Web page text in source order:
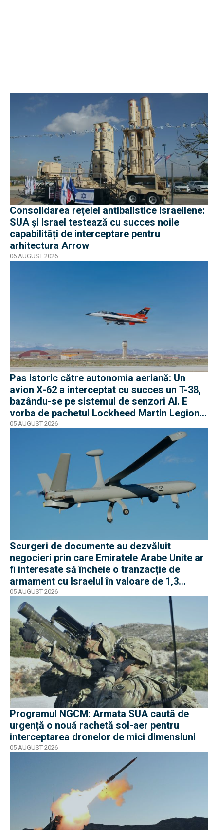
Consolidarea rețelei antibalistice israeliene:
SUA și Israel testează cu succes noile
capabilități de interceptare pentru
arhitectura Arrow
06 AUGUST 2026
Pas istoric către autonomia aeriană: Un
avion X-62 a interceptat cu succes un T-38,
bazându-se pe sistemul de senzori AI. E
vorba de pachetul Lockheed Martin Legion
Pod
05 AUGUST 2026
Scurgeri de documente au dezvăluit
negocieri prin care Emiratele Arabe Unite ar
fi interesate să încheie o tranzacție de
armament cu Israelul în valoare de 1,3
miliarde de dolari
05 AUGUST 2026
Programul NGCM: Armata SUA caută de
urgență o nouă rachetă sol-aer pentru
interceptarea dronelor de mici dimensiuni
05 AUGUST 2026